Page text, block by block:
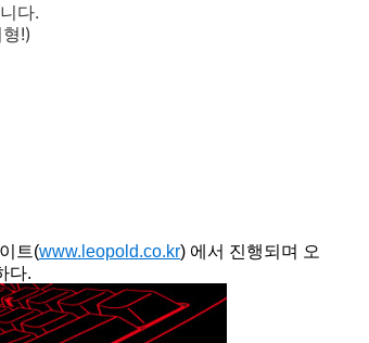
다.
!)
트(www.leopold.co.kr) 에서 진행되며 오
다.